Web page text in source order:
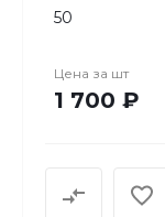
50
Цена за шт
1 700 ₽